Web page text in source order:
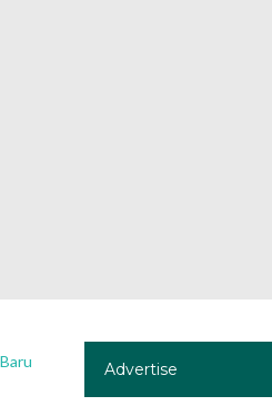
Advertise